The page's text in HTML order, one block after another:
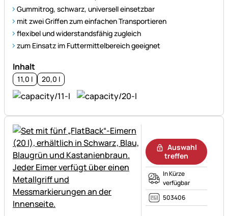
Gummitrog, schwarz, universell einsetzbar
mit zwei Griffen zum einfachen Transportieren
flexibel und widerstandsfähig zugleich
zum Einsatz im Futtermittelbereich geeignet
Inhalt
11,0 l 20,0 l
Auswahl
treffen
In Kürze
verfügbar
503406